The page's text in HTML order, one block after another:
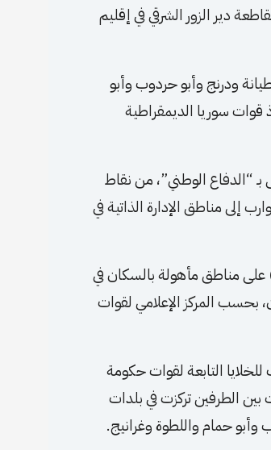
دير الزور الشرقي في إقليم
ودرنج وأبو حردوب وأبو
قوات سوريا الديمقراطية
الوطني”، من نقاط
إلى مناطق الإدارة الذاتية في
على مناطق مأهولة بالسكان في
وإصابة 7 آخرين بينهم طفلان، بحسب المركز الإعلامي لقوات
التابعة لقوات حكومة
الطرفين تركزت في بلدات
حمام واللطوة وغرانيج.